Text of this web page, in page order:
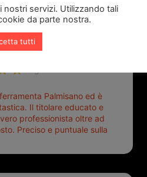
burubu
Palmisano ed è
Il titolare educato e
professionista oltre ad
Preciso e puntuale sulla
nostri servizi. Utilizzando tali
da parte nostra.
tutti